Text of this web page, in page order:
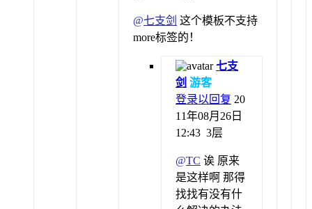
@七支剑 这个模板不支持
more标签的！
七支
剑 游客
登录以回复 20
11年08月26日
12:43 3层
@TC 诶 原来
是这样啊 那得
找找有没有什